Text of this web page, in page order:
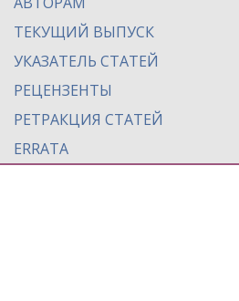
ТЕКУЩИЙ ВЫПУСК
УКАЗАТЕЛЬ СТАТЕЙ
РЕЦЕНЗЕНТЫ
РЕТРАКЦИЯ СТАТЕЙ
ERRATA